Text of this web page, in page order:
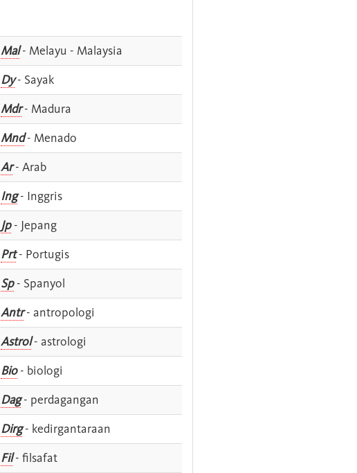
Mal- Melayu - Malaysia
Dy- Sayak
Mdr- Madura
Mnd- Menado
Ar- Arab
Ing- Inggris
Jp- Jepang
Prt- Portugis
Sp- Spanyol
Antr- antropologi
Astrol- astrologi
Bio- biologi
Dag- perdagangan
Dirg- kedirgantaraan
Fil- filsafat